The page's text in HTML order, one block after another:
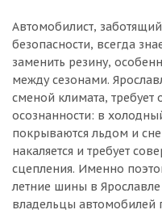
Автомобилист,
безопасности, всегда
заменить резину,
между сезонами.
сменой климата, требует
осознанности: в
покрываются льдом и
накаляется и требует
сцепления. Именно
летние шины в
владельцы автомобилей